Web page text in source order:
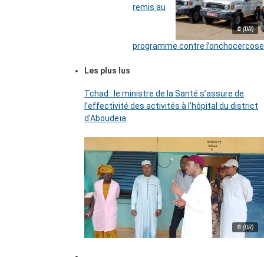
© (DR)
remis au
programme contre l’onchocercose
Les plus lus
Tchad : le ministre de la Santé s’assure de
l’effectivité des activités à l’hôpital du district
d’Aboudeïa
© (DR)